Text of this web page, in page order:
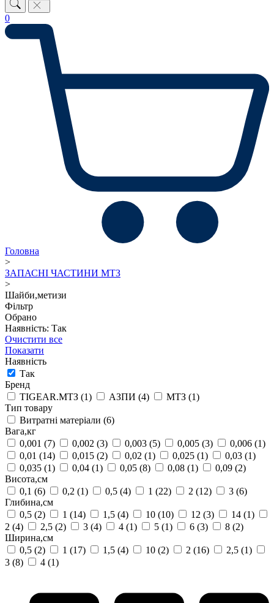
0
Головна
>
ЗАПАСНІ ЧАСТИНИ МТЗ
>
Шайби,метизи
Фільтр
Обрано
Наявність: Так
Очистити все
Показати
Наявність
Так
Бренд
TIGEAR.МТЗ (1) АЗПИ (4) МТЗ (1)
Тип товару
Витратні матеріали (6)
Вага,кг
0,001 (7) 0,002 (3) 0,003 (5) 0,005 (3) 0,006 (1)
0,01 (14) 0,015 (2) 0,02 (1) 0,025 (1) 0,03 (1)
0,035 (1) 0,04 (1) 0,05 (8) 0,08 (1) 0,09 (2)
Висота,см
0,1 (6) 0,2 (1) 0,5 (4) 1 (22) 2 (12) 3 (6)
Глибина,см
0,5 (2) 1 (14) 1,5 (4) 10 (10) 12 (3) 14 (1)
2 (4) 2,5 (2) 3 (4) 4 (1) 5 (1) 6 (3) 8 (2)
Ширина,см
0,5 (2) 1 (17) 1,5 (4) 10 (2) 2 (16) 2,5 (1)
3 (8) 4 (1)